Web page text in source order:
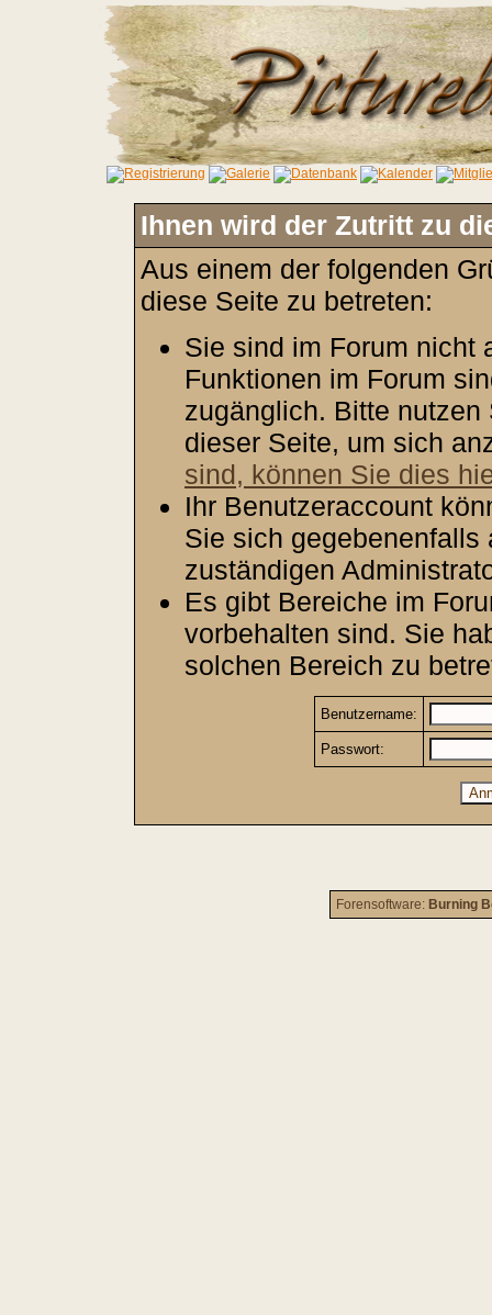
Ihnen wird der Zutritt zu
Aus einem der folgenden
diese Seite zu betreten:
Sie sind im Forum nicht
Funktionen im Forum
zugänglich. Bitte
dieser Seite, um sich
sind, können Sie dies
Ihr Benutzeraccount
Sie sich gegebenenfalls
zuständigen
Es gibt Bereiche im
vorbehalten sind. Sie
solchen Bereich zu
Benutzername:
Passwort:
Forensoftware: Burning